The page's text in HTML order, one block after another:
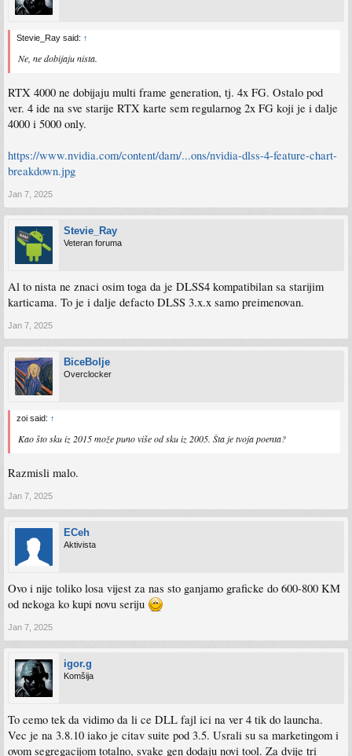
Stevie_Ray said: ↑
Ne, ne dobijaju nista.
RTX 4000 ne dobijaju multi frame generation, tj. 4x FG. Ostalo pod
ver. 4 ide na sve starije RTX karte sem regularnog 2x FG koji je i dalje
4000 i 5000 only.
https://www.nvidia.com/content/dam/...ons/nvidia-dlss-4-feature-chart-
breakdown.jpg
Jan 7, 2025
Stevie_Ray
Veteran foruma
Al to nista ne znaci osim toga da je DLSS4 kompatibilan sa starijim
karticama. To je i dalje defacto DLSS 3.x.x samo preimenovan.
Jan 7, 2025
BiceBolje
Overclocker
zoi said: ↑
Kao što sku iz 2015 može puno više od sku iz 2005. Šta je tvoja poenta?
Razmisli malo.
Jan 7, 2025
ECeh
Aktivista
Ovo i nije toliko losa vijest za nas sto ganjamo graficke do 600-800 KM
od nekoga ko kupi novu seriju
Jan 7, 2025
igor.g
Komšija
To cemo tek da vidimo da li ce DLL fajl ici na ver 4 tik do launcha.
Vec je na 3.8.10 iako je citav suite pod 3.5. Usrali su sa marketingom i
ovom segregacijom totalno, svake gen dodaju novi tool. Za dvije tri